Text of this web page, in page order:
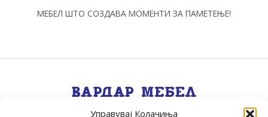
Управувај Колачиња
МЕБЕЛ ШТО СОЗДАВА МОМЕНТИ ЗА ПАМЕТЕЊЕ!